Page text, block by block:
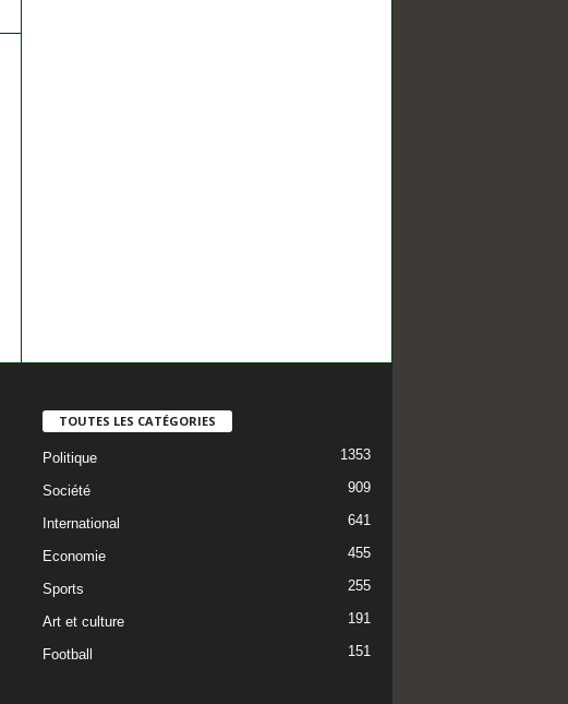
TOUTES LES CATÉGORIES
Politique 1353
Société 909
International 641
Economie 455
Sports 255
Art et culture 191
Football 151